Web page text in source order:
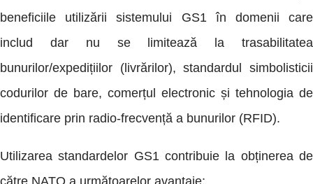
beneficiile utilizării sistemului GS1 în domenii care
includ dar nu se limitează la trasabilitatea
bunurilor/expedițiilor (livrărilor), standardul simbolisticii
codurilor de bare, comerțul electronic și tehnologia de
identificare prin radio-frecvență a bunurilor (RFID).
Utilizarea standardelor GS1 contribuie la obținerea de
către NATO a următoarelor avantaje: